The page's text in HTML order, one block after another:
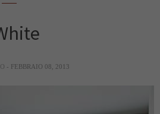
- FEBBRAIO 08, 2013